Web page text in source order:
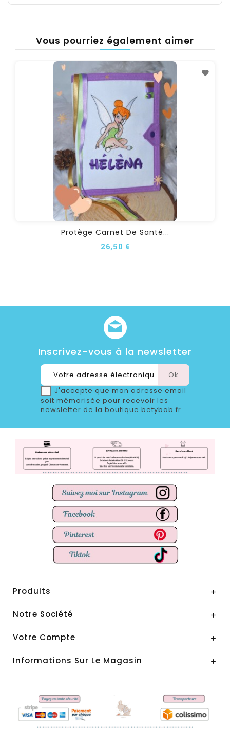
Vous pourriez également aimer
Protège Carnet De Santé...
26,50 €
Inscrivez-vous à la newsletter
J'accepte que mon adresse email
soit mémorisée pour recevoir les
newsletter de la boutique betybab.fr
Produits 
Notre Société 
Votre Compte 
Informations Sur Le Magasin 